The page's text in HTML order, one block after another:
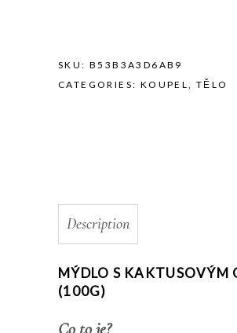
SKU: B53B3A3D6AB9
CATEGORIES: KOUPEL,TĚLO
Description
MÝDLO S KAKTUSOVÝM
(100G)